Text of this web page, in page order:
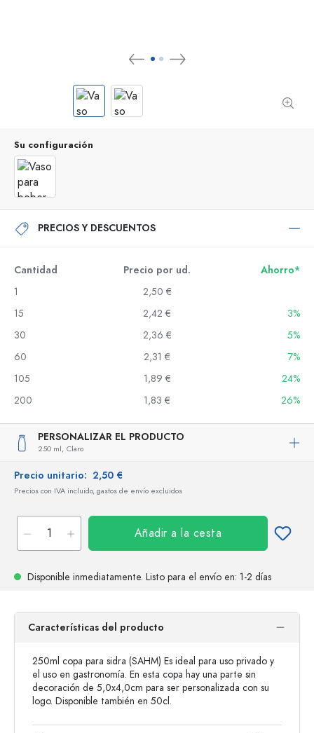
Su configuración
PRECIOS Y DESCUENTOS
Cantidad Precio por ud.
Ahorro*
1
2,50 €
15
2,42 €
3%
30
2,36 €
5%
60
2,31 €
7%
105
1,89 €
24%
200
1,83 € 26%
PERSONALIZAR EL PRODUCTO
250 ml, Claro
Precio unitario: 2,50 €
Precios con IVA incluido, gastos de envío excluidos
Añadir a la cesta
Disponible inmediatamente. Listo para el envío en: 1-2 días
Características del producto
250ml copa para sidra (SAHM) Es ideal para uso privado y
el uso en gastronomía. En esta copa hay una parte sin
decoración de 5,0x4,0cm para ser personalizada con su
logo. Disponible también en 50cl.